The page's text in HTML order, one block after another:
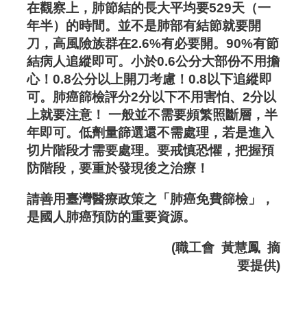
在觀察上，肺節結的長大平均要529天（一
年半）的時間。並不是肺部有結節就要開
刀，高風險族群在2.6%有必要開。90%有節
結病人追縱即可。小於0.6公分大部份不用擔
心！0.8公分以上開刀考慮！0.8以下追縱即
可。肺癌篩檢評分2分以下不用害怕、2分以
上就要注意！ 一般並不需要頻繁照斷層，半
年即可。低劑量篩選還不需處理，若是進入
切片階段才需要處理。要戒慎恐懼，把握預
防階段，要重於發現後之治療！
請善用臺灣醫療政策之「肺癌免費篩檢」，
是國人肺癌預防的重要資源。
(職工會 黃慧鳳 摘
要提供)